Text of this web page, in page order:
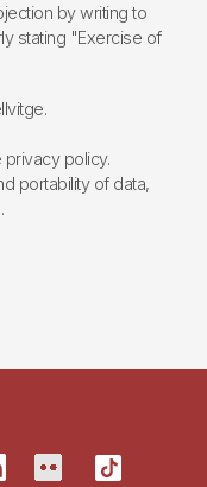
by writing to
stating "Exercise of
policy.
portability of data,